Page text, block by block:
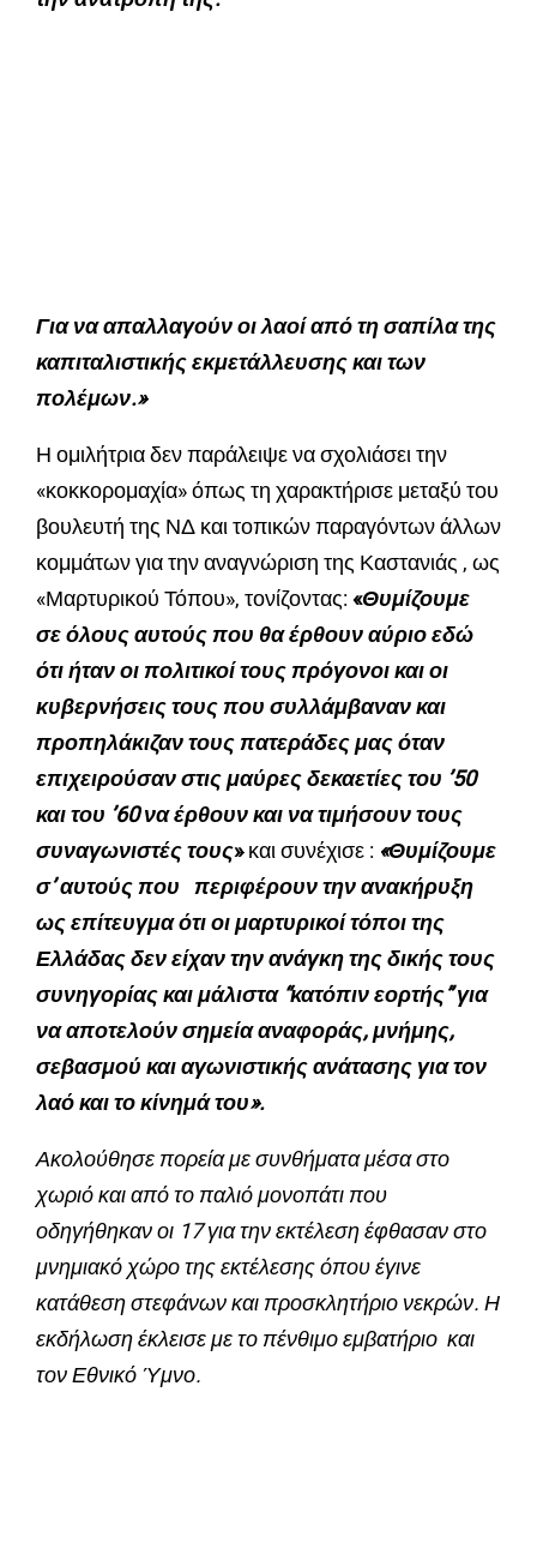
Για να απαλλαγούν οι λαοί από τη σαπίλα της
καπιταλιστικής εκμετάλλευσης και των
πολέμων.»
Η ομιλήτρια δεν παράλειψε να σχολιάσει την
«κοκκορομαχία» όπως τη χαρακτήρισε μεταξύ του
βουλευτή της ΝΔ και τοπικών παραγόντων άλλων
κομμάτων για την αναγνώριση της Καστανιάς , ως
«Μαρτυρικού Τόπου», τονίζοντας: «Θυμίζουμε
σε όλους αυτούς που θα έρθουν αύριο εδώ
ότι ήταν οι πολιτικοί τους πρόγονοι και οι
κυβερνήσεις τους που συλλάμβαναν και
προπηλάκιζαν τους πατεράδες μας όταν
επιχειρούσαν στις μαύρες δεκαετίες του ’50
και του ’60 να έρθουν και να τιμήσουν τους
συναγωνιστές τους»και συνέχισε : «Θυμίζουμε
σ’ αυτούς που περιφέρουν την ανακήρυξη
ως επίτευγμα ότι οι μαρτυρικοί τόποι της
Ελλάδας δεν είχαν την ανάγκη της δικής τους
συνηγορίας και μάλιστα “κατόπιν εορτής” για
να αποτελούν σημεία αναφοράς, μνήμης,
σεβασμού και αγωνιστικής ανάτασης για τον
λαό και το κίνημά του».
Ακολούθησε πορεία με συνθήματα μέσα στο
χωριό και από το παλιό μονοπάτι που
οδηγήθηκαν οι 17 για την εκτέλεση έφθασαν στο
μνημιακό χώρο της εκτέλεσης όπου έγινε
κατάθεση στεφάνων και προσκλητήριο νεκρών. Η
εκδήλωση έκλεισε με το πένθιμο εμβατήριο και
τον Εθνικό Ύμνο.